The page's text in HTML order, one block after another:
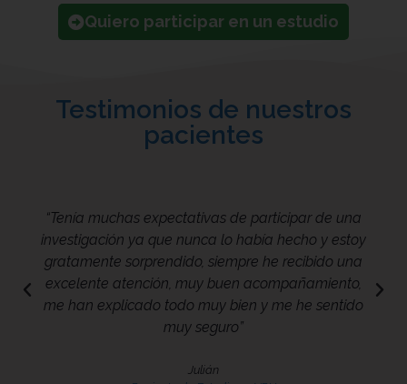
Quiero participar en un estudio
Testimonios de nuestros
pacientes
“Tenía muchas expectativas de participar de una
investigación ya que nunca lo había hecho y estoy
gratamente sorprendido, siempre he recibido una
excelente atención, muy buen acompañamiento,
me han explicado todo muy bien y me he sentido
muy seguro”
Julián